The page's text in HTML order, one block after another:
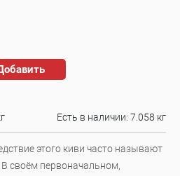
Есть в наличии: 7.058 кг
этого киви часто называют
своём первоначальном,